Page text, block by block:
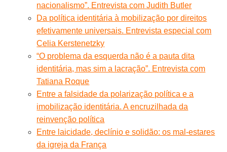
nacionalismo”. Entrevista com Judith Butler
Da política identitária à mobilização por direitos
efetivamente universais. Entrevista especial com
Celia Kerstenetzky
“O problema da esquerda não é a pauta dita
identitária, mas sim a lacração”. Entrevista com
Tatiana Roque
Entre a falsidade da polarização política e a
imobilização identitária. A encruzilhada da
reinvenção política
Entre laicidade, declínio e solidão: os mal-estares
da igreja da França